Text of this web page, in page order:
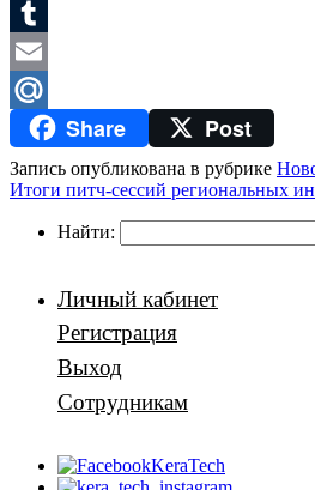
Twitter
Tumblr
Email
Mail.RuShare Post
Запись опубликована в рубрике
Итоги питч-сессий региональных
Найти:
Личный кабинет
Регистрация
Выход
Сотрудникам